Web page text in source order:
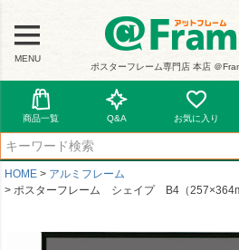
MENU
ポスターフレーム専門店 本店 ＠
商品一覧 Q&A お気に入り
HOME
アルミフレーム
ポスターフレーム シェイプ B4（